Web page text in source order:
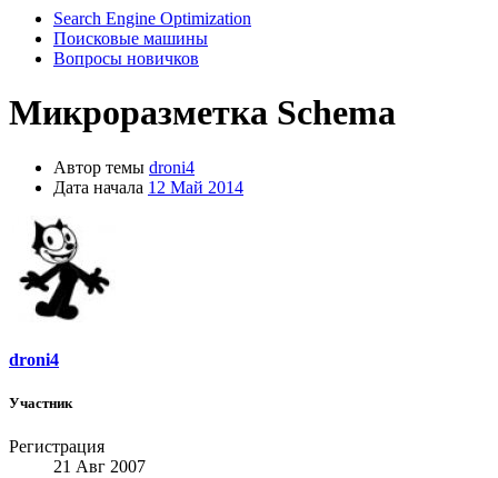
Search Engine Optimization
Поисковые машины
Вопросы новичков
Микроразметка Schema
Автор темы droni4
Дата начала 12 Май 2014
droni4
Участник
Регистрация
21 Авг 2007